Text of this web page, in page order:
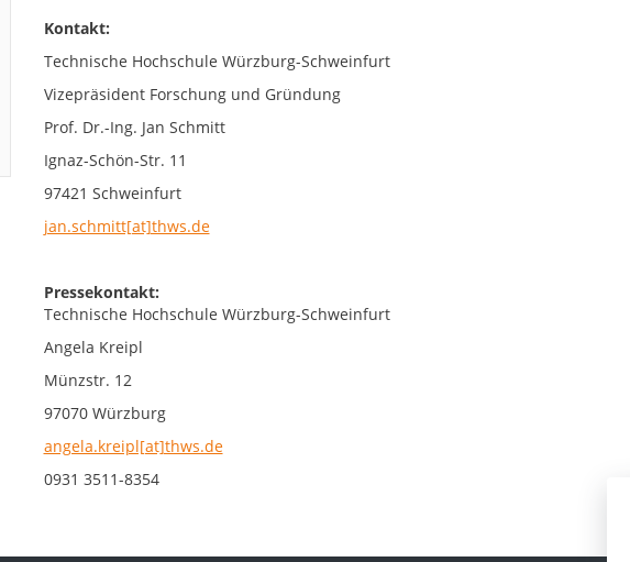
Kontakt:
Technische Hochschule Würzburg-Schweinfurt
Vizepräsident Forschung und Gründung
Prof. Dr.-Ing. Jan Schmitt
Ignaz-Schön-Str. 11
97421 Schweinfurt
jan.schmitt[at]thws.de
Pressekontakt:
Technische Hochschule Würzburg-Schweinfurt
Angela Kreipl
Münzstr. 12
97070 Würzburg
angela.kreipl[at]thws.de
0931 3511-8354